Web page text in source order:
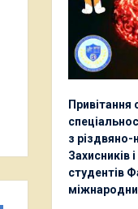
Привітання
з
Захисників
студентів